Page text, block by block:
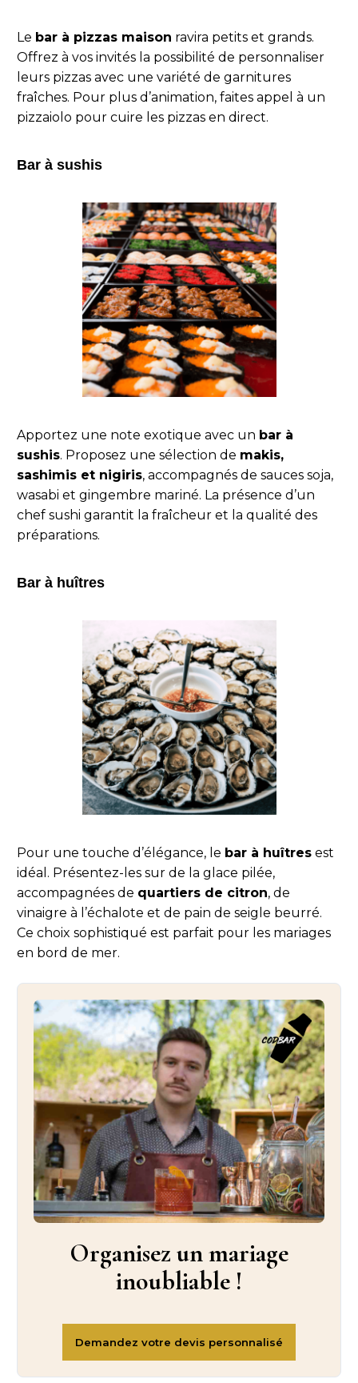
Le bar à pizzas maison ravira petits et grands.
Offrez à vos invités la possibilité de personnaliser
leurs pizzas avec une variété de garnitures
fraîches. Pour plus d’animation, faites appel à un
pizzaiolo pour cuire les pizzas en direct.
Bar à sushis
Apportez une note exotique avec un bar à
sushis. Proposez une sélection de makis,
sashimis et nigiris, accompagnés de sauces soja,
wasabi et gingembre mariné. La présence d’un
chef sushi garantit la fraîcheur et la qualité des
préparations.
Bar à huîtres
Pour une touche d’élégance, le bar à huîtres est
idéal. Présentez-les sur de la glace pilée,
accompagnées de quartiers de citron, de
vinaigre à l’échalote et de pain de seigle beurré.
Ce choix sophistiqué est parfait pour les mariages
en bord de mer.
Organisez un mariage
inoubliable !